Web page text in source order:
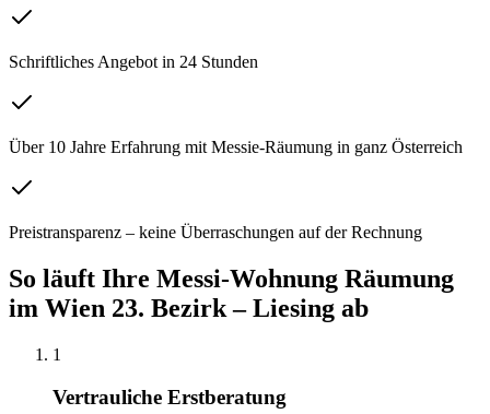
Schriftliches Angebot in 24 Stunden
Über 10 Jahre Erfahrung mit Messie-Räumung in ganz Österreich
Preistransparenz – keine Überraschungen auf der Rechnung
So läuft Ihre Messi-Wohnung Räumung
im Wien 23. Bezirk – Liesing ab
1
Vertrauliche Erstberatung